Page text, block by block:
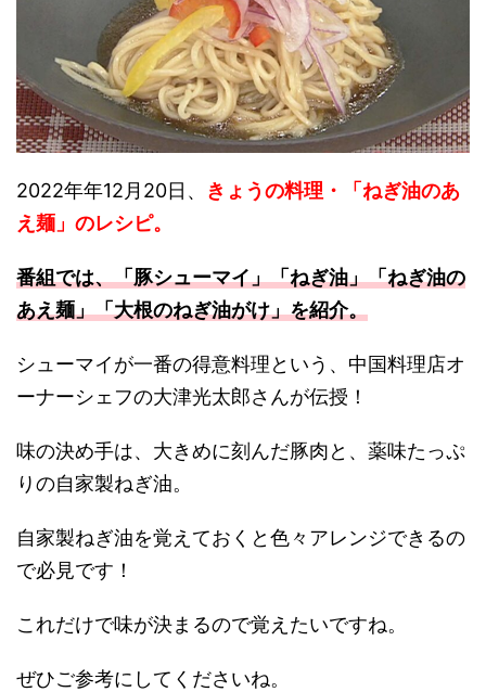
2022年年12月20日、 きょうの料理・「ねぎ油のあ
え麺」 のレシピ。
番組では、「豚シューマイ」「ねぎ油」「ねぎ油の
あえ麺」「大根のねぎ油がけ」を紹介。
シューマイが一番の得意料理という、中国料理店オ
ーナーシェフの大津光太郎さんが伝授！
味の決め手は、大きめに刻んだ豚肉と、薬味たっぷ
りの自家製ねぎ油。
自家製ねぎ油を覚えておくと色々アレンジできるの
で必見です！
これだけで味が決まるので覚えたいですね。
ぜひご参考にしてくださいね。